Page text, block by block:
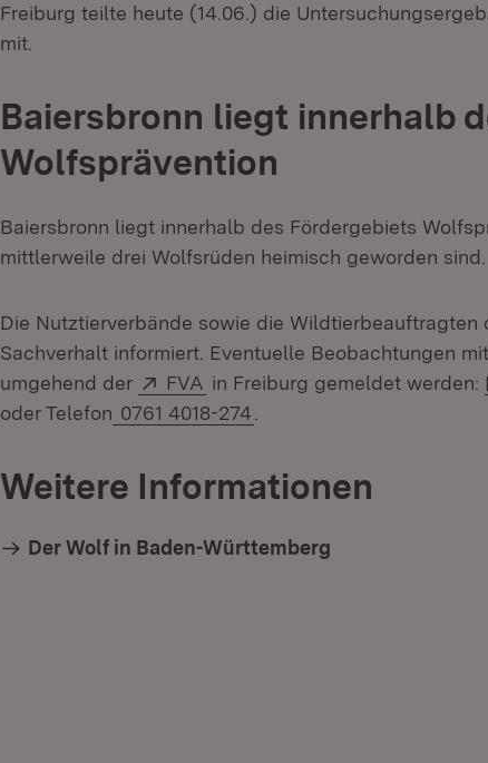
Freiburg teilte heute (14.06.) die
mit.
Baiersbronn liegt innerhalb
Wolfsprävention
Baiersbronn liegt innerhalb des Fördergebiets
mittlerweile drei Wolfsrüden heimisch geworden sind.
Die Nutztierverbände sowie die Wildtierbeauftragten
Sachverhalt informiert. Eventuelle Beobachtungen
umgehend der
Extern:
FVA (Öffnet in neuem Fenster)
in Freiburg gemeldet werden:
oder Telefon 0761 4018-274
Weitere Informationen
Der Wolf in Baden-Württemberg